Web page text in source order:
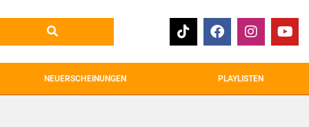
NEUERSCHEINUNGEN PLAYLISTEN